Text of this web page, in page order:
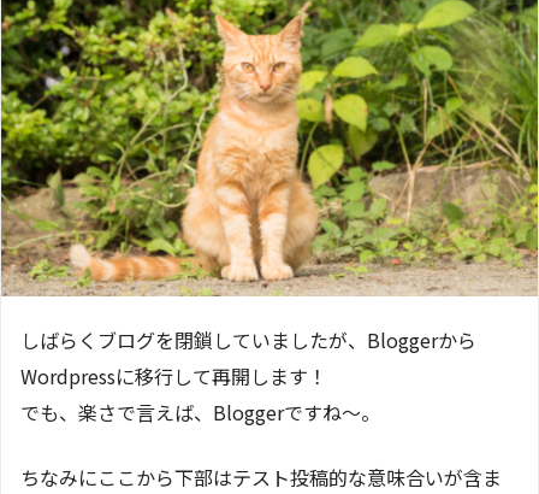
しばらくブログを閉鎖していましたが、Bloggerから
Wordpressに移行して再開します！
でも、楽さで言えば、Bloggerですね～。
ちなみにここから下部はテスト投稿的な意味合いが含ま